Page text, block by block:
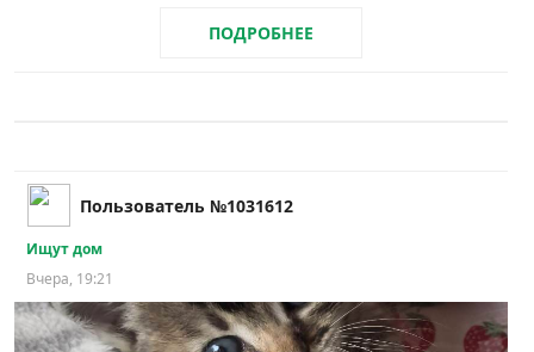
ПОДРОБНЕЕ
Пользователь №1031612
Ищут дом
Вчера, 19:21